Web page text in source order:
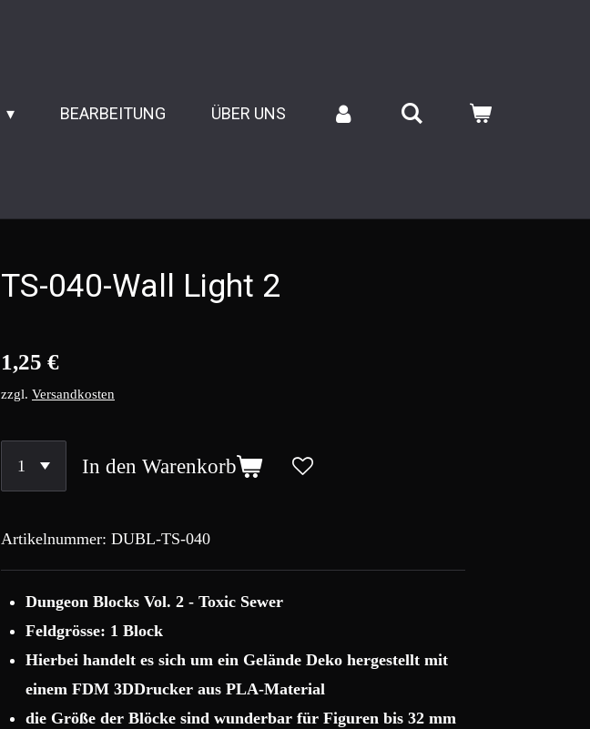
BEARBEITUNG ÜBER UNS
TS-040-Wall Light 2
1,25 €
zzgl. Versandkosten
In den Warenkorb
Artikelnummer: DUBL-TS-040
Dungeon Blocks Vol. 2 - Toxic Sewer
Feldgrösse: 1 Block
Hierbei handelt es sich um ein Gelände Deko hergestellt mit
einem FDM 3DDrucker aus PLA-Material
die Größe der Blöcke sind wunderbar für Figuren bis 32 mm